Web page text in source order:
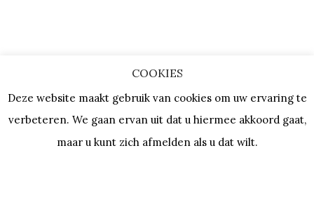
| KVK: 64667154 |Vacatures
COOKIES
Deze website maakt gebruik van cookies om uw ervaring te
verbeteren. We gaan ervan uit dat u hiermee akkoord gaat,
maar u kunt zich afmelden als u dat wilt.